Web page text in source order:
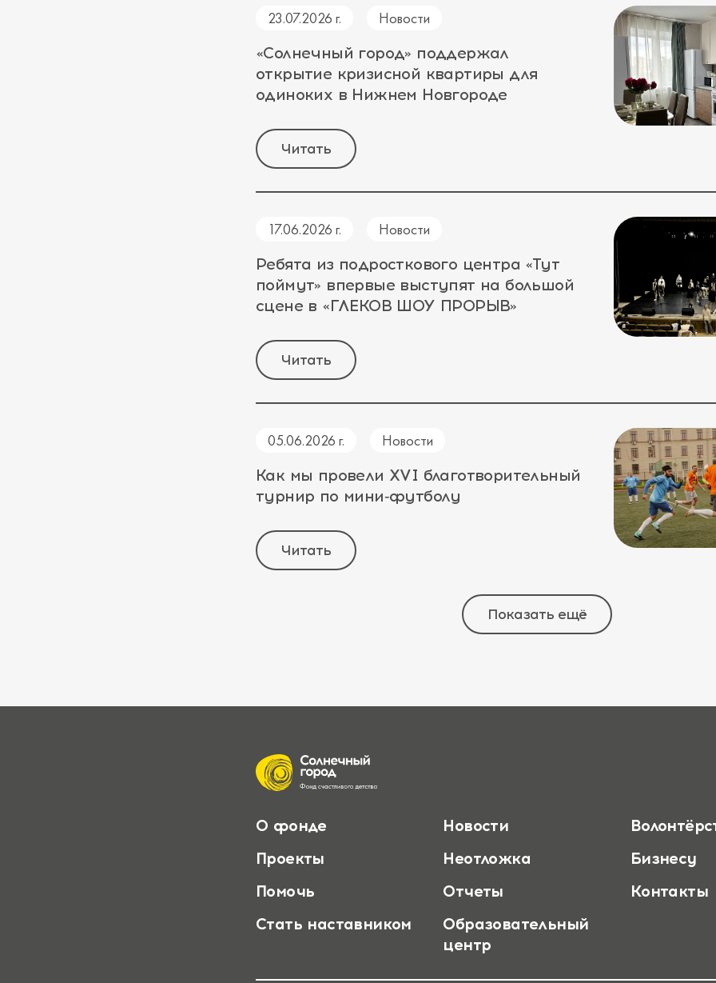
23.07.2026 г. Новости
«Солнечный город» поддержал
открытие кризисной квартиры для
одиноких в Нижнем Новгороде
Читать
17.06.2026 г. Новости
Ребята из подросткового центра «Тут
поймут» впервые выступят на большой
сцене в «ГЛЕКОВ ШОУ ПРОРЫВ»
Читать
05.06.2026 г. Новости
Как мы провели XVI благотворительный
турнир по мини‑футболу
Читать
Показать ещё
О фонде Новости
Проекты
Неотложка
Бизнесу
Помочь
Отчеты
Контакты
Стать наставником
Образовательный
центр